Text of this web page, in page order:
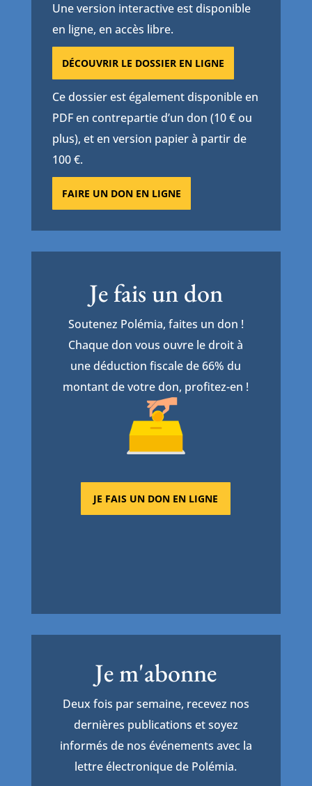
Une version interactive est disponible
en ligne, en accès libre.
DÉCOUVRIR LE DOSSIER EN LIGNE
Ce dossier est également disponible en
PDF en contrepartie d’un don (10 € ou
plus), et en version papier à partir de
100 €.
FAIRE UN DON EN LIGNE
Je fais un don
Soutenez Polémia, faites un don !
Chaque don vous ouvre le droit à
une déduction fiscale de 66% du
montant de votre don, profitez-en !
JE FAIS UN DON EN LIGNE
Je m'abonne
Deux fois par semaine, recevez nos
dernières publications et soyez
informés de nos événements avec la
lettre électronique de Polémia.